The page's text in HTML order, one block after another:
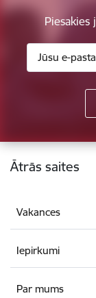
Piesakies
Kājene
Ātrās saites
Vakances
Iepirkumi
Par mums